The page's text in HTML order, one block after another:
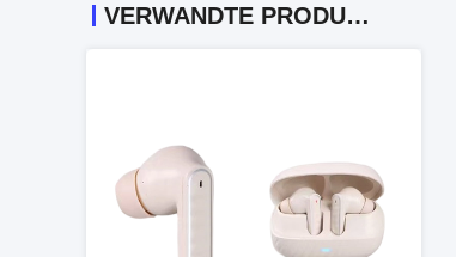
VERWANDTE PRODUKTE